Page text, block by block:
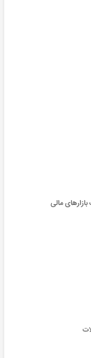
مالی